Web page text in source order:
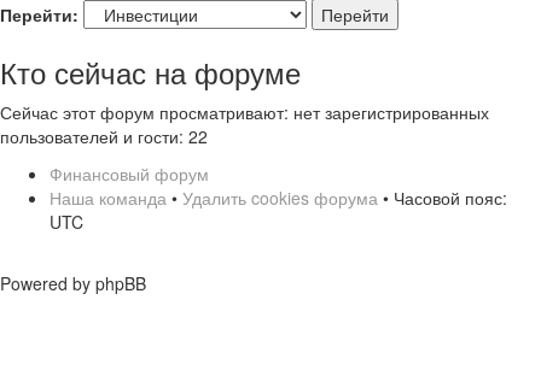
Перейти:
Кто сейчас на форуме
Сейчас этот форум просматривают: нет зарегистрированных
пользователей и гости: 22
Финансовый форум
Наша команда • Удалить cookies форума • Часовой пояс:
UTC
Powered by phpBB